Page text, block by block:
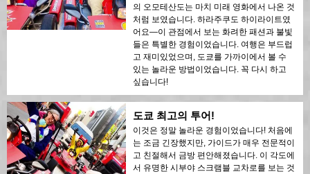
의 오모테산도는 마치 미래 영화에서 나온 것
처럼 보였습니다. 하라주쿠도 하이라이트였
어요—이 관점에서 보는 화려한 패션과 불빛
들은 특별한 경험이었습니다. 여행은 부드럽
고 재미있었으며, 도쿄를 가까이에서 볼 수
있는 놀라운 방법이었습니다. 꼭 다시 하고
싶습니다!
도쿄 최고의 투어!
이것은 정말 놀라운 경험이었습니다! 처음에
는 조금 긴장했지만, 가이드가 매우 전문적이
고 친절해서 금방 편안해졌습니다. 이 각도에
서 유명한 시부야 스크램블 교차로를 보는 것